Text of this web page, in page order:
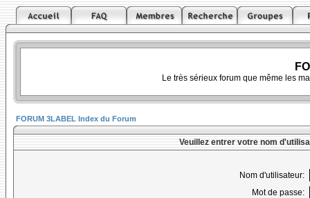
Le très sérieux forum que même les
FORUM 3LABEL Index du Forum
Veuillez entrer votre nom
Nom d'utilisateur:
Mot de passe: